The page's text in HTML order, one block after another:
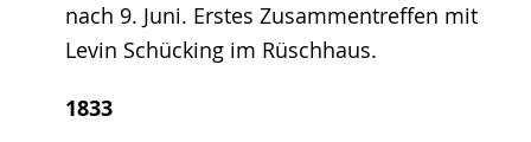
nach 9. Juni. Erstes Zusammentreffen mit
Levin Schücking im Rüschhaus.
1833